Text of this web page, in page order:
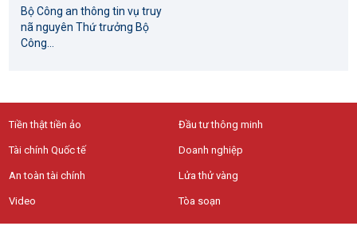
Bộ Công an thông tin vụ truy
nã nguyên Thứ trưởng Bộ
Công...
Tiền thật tiền ảo Đầu tư thông minh
Tài chính Quốc tế Doanh nghiệp
An toàn tài chính Lửa thử vàng
Video Tòa soạn